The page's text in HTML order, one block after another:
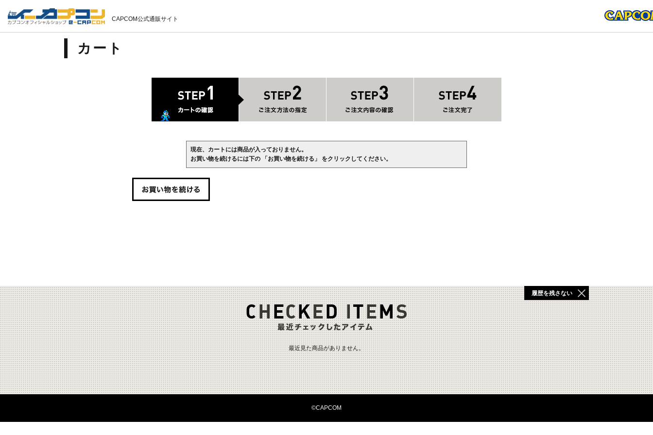
CAPCOM公式通販サイト
カート
現在、カートには商品が入っておりません。
お買い物を続けるには下の 「お買い物を続ける」 をクリックしてください。
最近見た商品がありません。
履歴を残さない
©CAPCOM